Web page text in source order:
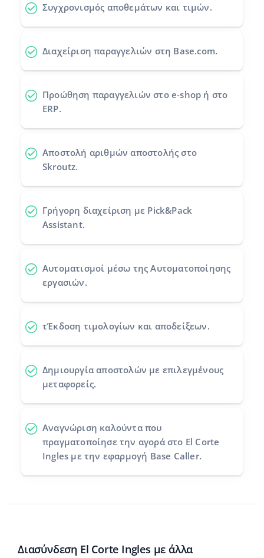
română
Συγχρονισμός αποθεμάτων και τιμών.
Διαχείριση παραγγελιών στη Base.com.
Προώθηση παραγγελιώνστο e-shop ή στο
ERP.
Αποστολή αριθμών αποστολής στο
Skroutz.
Γρήγορη διαχείριση με Pick&Pack
Assistant.
Αυτοματισμοί μέσω της Αυτοματοποίησης
εργασιών.
τΈκδοση τιμολογίων και αποδείξεων.
Δημιουργία αποστολών με επιλεγμένους
μεταφορείς.
Αναγνώριση καλούνταπου
πραγματοποίησε την αγορά στο El Corte
Ingles με την εφαρμογή Base Caller.
Διασύνδεση El Corte Ingles με άλλα